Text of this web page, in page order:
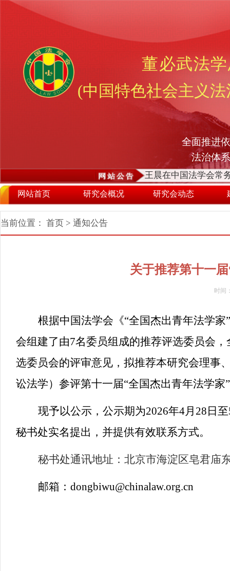
董必武法
(中国特色社会主义
全面推进
法治体
王晨在中国法学会常
网站首页 研究会概况 研究会动态
当前位置： 首页 > 通知公告
关于推荐第十一
时间
根据中国法学会《“全国杰出青年法学
会组建了由7名委员组成的推荐评选委员会
选委员会的评审意见，拟推荐本研究会理事
讼法学）参评第十一届“全国杰出青年法学家
现予以公示，公示期为2026年4月28日
秘书处实名提出，并提供有效联系方式。
秘书处通讯地址：北京市海淀区皂君庙
邮箱： dongbiwu@chinalaw.org.cn